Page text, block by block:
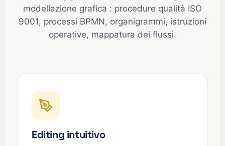
modellazione grafica : procedure qualità ISO
9001, processi BPMN, organigrammi, istruzioni
operative, mappatura dei flussi.
Editing intuitivo